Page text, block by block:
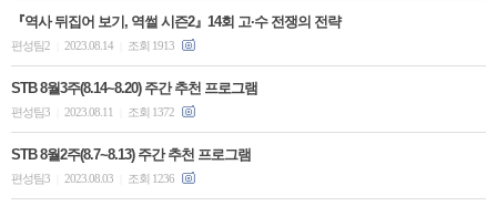
『역사 뒤집어 보기, 역썰 시즌2』14회 고·수 전쟁의 전략
편성팀2 2023.08.14 조회 1913
STB 8월3주(8.14~8.20) 주간 추천 프로그램
편성팀3 2023.08.11 조회 1372
STB 8월2주(8.7~8.13) 주간 추천 프로그램
편성팀3 2023.08.03 조회 1236